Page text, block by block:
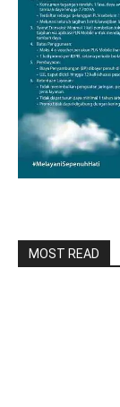
MOST READ